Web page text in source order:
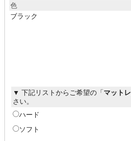
色
ブラック
▼ 下記リストからご希望の「マット
さい。
ハード
ソフト